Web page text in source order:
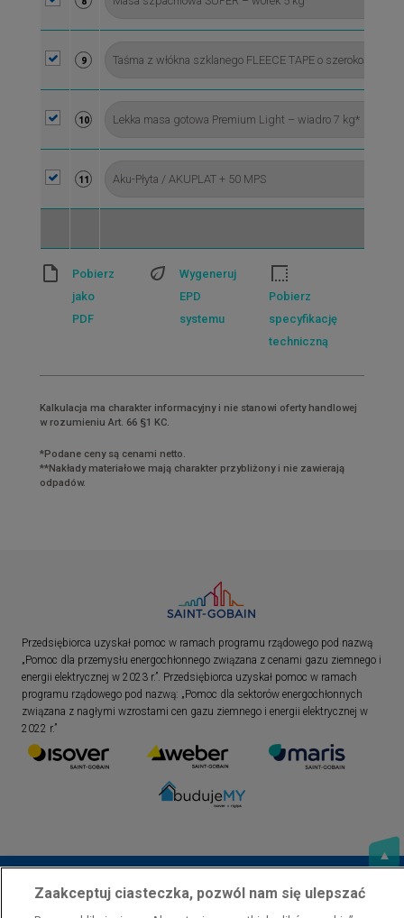
9
10
11
Pobierz
jako
PDF
Wygeneruj
EPD
systemu
Pobierz
specyfikację
techniczną
Kalkulacja ma charakter informacyjny i nie stanowi oferty handlowej
w rozumieniu Art. 66 §1 KC.
*Podane ceny są cenami netto.
**Nakłady materiałowe mają charakter przybliżony i nie zawierają
odpadów.
Przedsiębiorca uzyskał pomoc w ramach programu rządowego pod nazwą
„Pomoc dla przemysłu energochłonnego związana z cenami gazu ziemnego i
energii elektrycznej w 2023 r.”. Przedsiębiorca uzyskał pomoc w ramach
programu rządowego pod nazwą: „Pomoc dla sektorów energochłonnych
związana z nagłymi wzrostami cen gazu ziemnego i energii elektrycznej w
2022 r.”
Zaakceptuj ciasteczka, pozwól nam się ulepszać